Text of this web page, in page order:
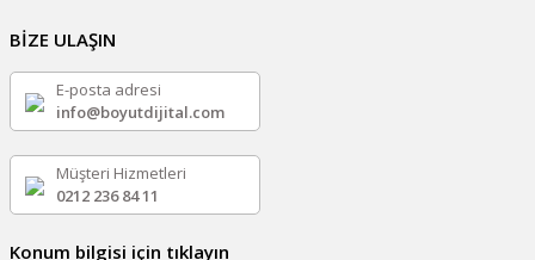
BİZE ULAŞIN
E-posta adresi
info@boyutdijital.com
Müşteri Hizmetleri
0212 236 84 11
Konum bilgisi için tıklayın